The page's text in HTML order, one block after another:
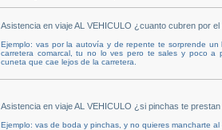
Asistencia en viaje AL VEHICULO ¿cuanto cubren por
Ejemplo: vas por la autovía y de repente te sorprende
carretera comarcal, tu no lo ves pero te sales y poco a
cuneta que cae lejos de la carretera.
Asistencia en viaje AL VEHICULO ¿si pinchas te
Ejemplo: vas de boda y pinchas, y no quieres mancharte al